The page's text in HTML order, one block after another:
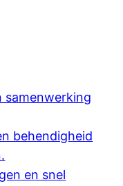
samenwerking
behendigheid
en snel